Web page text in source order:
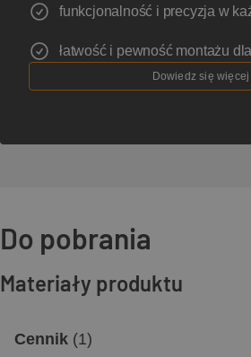
funkcjonalność i precyzja w
łatwość i pewność montażu
Dowiedz się więcej
Do pobrania
Materiały produktu
Cennik (1)